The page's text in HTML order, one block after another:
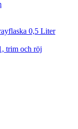
0,5 Liter
trim och röj